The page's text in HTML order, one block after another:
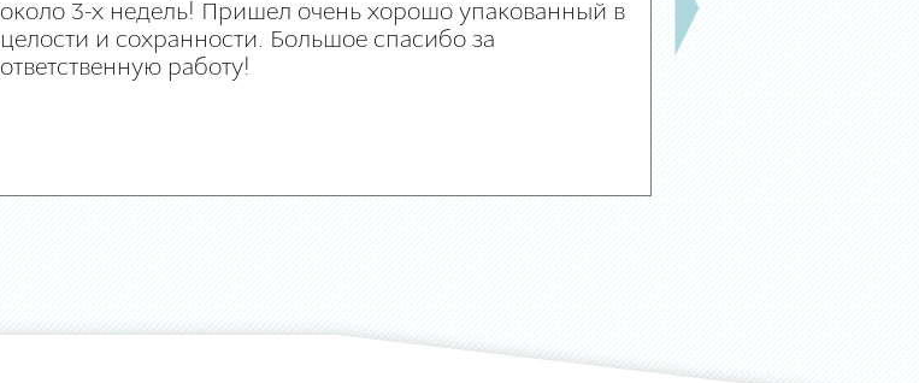
около 3-х недель! Пришел очень хорошо упакованный в
целости и сохранности. Большое спасибо за
ответственную работу!